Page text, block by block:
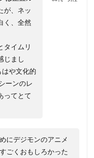
が、ネッ
く、全然
タイムリ
じまし
や文化的
ーンのレ
ってとて
にデジモンのアニメ
ごくおもしろかった